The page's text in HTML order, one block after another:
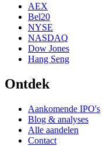
AEX
Bel20
NYSE
NASDAQ
Dow Jones
Hang Seng
Ontdek
Aankomende IPO's
Blog & analyses
Alle aandelen
Contact